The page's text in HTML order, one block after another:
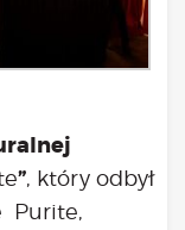
”, który odbył
Purite,